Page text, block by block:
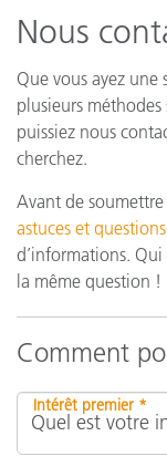
Nous
Que vous ayez une
plusieurs
puissiez nous
cherchez.
Avant de
astuces et
d’informations.
la même question !
Comment
Intérêt premier *